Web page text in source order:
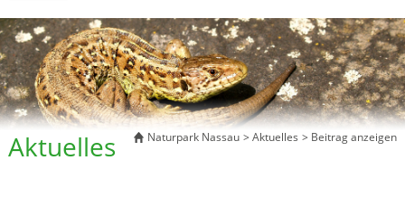
Naturpark Nassau Aktuelles Beitrag anzeigen
Aktuelles